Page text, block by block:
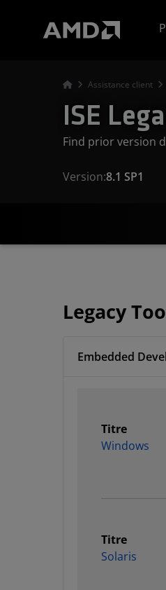
Assistance client
ISE
Find prior version
Version:8.1 SP1
Legacy
Embedded
Titre
Windows
Titre
Solaris